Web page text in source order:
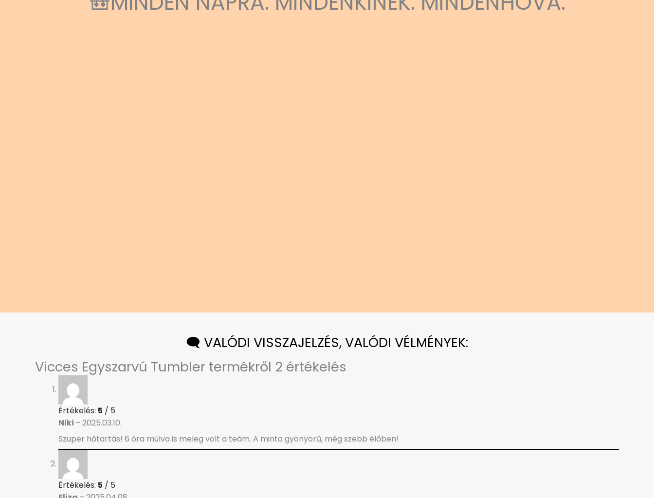
🗨️ VALÓDI VISSZAJELZÉS, VALÓDI VÉLMÉNYEK:
Vicces Egyszarvú Tumbler termékről 2 értékelés
Értékelés: 5 / 5
Niki – 2025.03.10.
Szuper hőtartás! 6 óra múlva is meleg volt a teám. A minta gyönyörű, még szebb élőben!
Értékelés: 5 / 5